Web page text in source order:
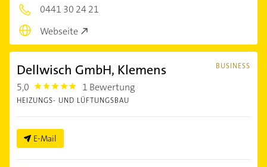
0441 30 24 21
Webseite
BUSINESS
Dellwisch GmbH, Klemens
5,0 5.0 1 Bewertung
HEIZUNGS- UND LÜFTUNGSBAU
E-Mail